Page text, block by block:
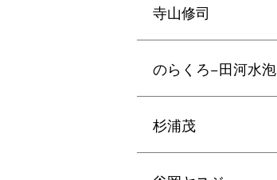
寺山修司
のらくろ−田河水泡
杉浦茂